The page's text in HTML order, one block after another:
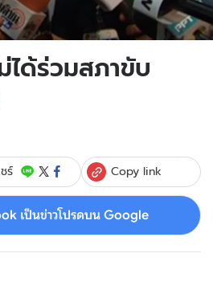
ได้ร่วมสภาขับ
ร์ Copy link
เป็นข่าวโปรดบน Google